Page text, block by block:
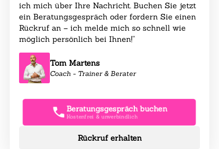
ich mich über Ihre Nachricht. Buchen Sie jetzt
ein Beratungsgespräch oder fordern Sie einen
Rückruf an – ich melde mich so schnell wie
möglich persönlich bei Ihnen!“
Tom Martens
Coach - Trainer & Berater
Beratungsgespräch buchen
Kostenfrei & unverbindlich
Rückruf erhalten